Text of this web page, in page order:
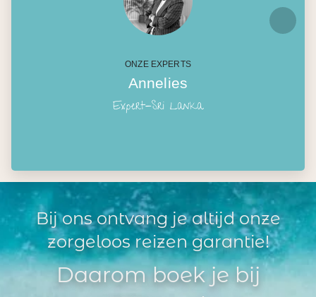
ONZE EXPERTS
Annelies
Expert-Sri Lanka
Bij ons ontvang je altijd onze
zorgeloos reizen garantie!
Daarom boek je bij